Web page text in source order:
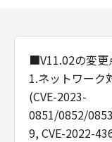
■V11.02の変更
1.ネットワーク
(CVE-2023-
0851/0852/
9, CVE-2022-